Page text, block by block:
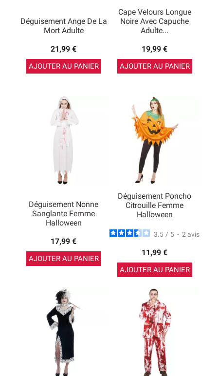
Déguisement Ange De La
Mort Adulte
21,99 €
AJOUTER AU PANIER
Cape Velours Longue
Noire Avec Capuche
Adulte...
19,99 €
AJOUTER AU PANIER
Déguisement Nonne
Sanglante Femme
Halloween
17,99 €
AJOUTER AU PANIER
Déguisement Poncho
Citrouille Femme
Halloween
3.5 / 5 - 2 avis
11,99 €
AJOUTER AU PANIER